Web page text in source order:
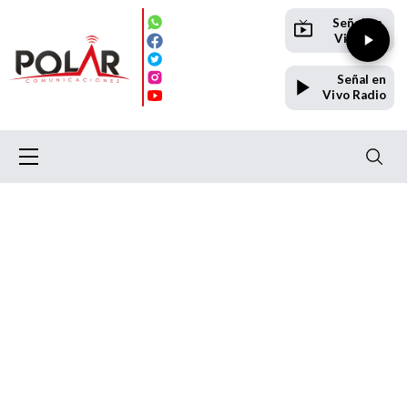
Señal en
Vivo TV
Señal en
Vivo Radio